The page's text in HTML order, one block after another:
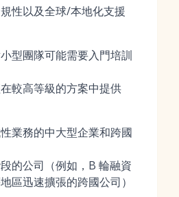
性以及全球/本地化支援
型團隊可能需要入門培訓
較高等級的方案中提供
業務的中大型企業和跨國
的公司（例如，B 輪融資
區迅速擴張的跨國公司）